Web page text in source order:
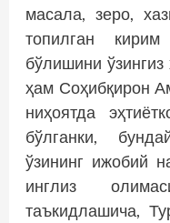
масала, зеро,
топилган
бўлишини
ҳам Соҳибқирон
ниҳоятда
бўлганки,
ўзининг ижобий
инглиз
таъкидлашича,